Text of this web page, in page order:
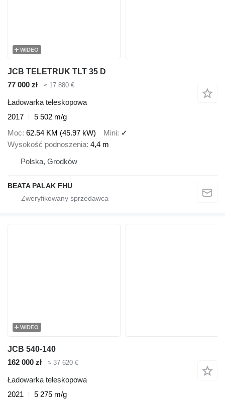
WIDEO
JCB TELETRUK TLT 35 D
77 000 zł
≈ 17 880 €
Ładowarka teleskopowa
2017
5 502 m/g
Moc 62.54 KM (45.97 kW) Mini ✓
Wysokość podnoszenia 4,4 m
Polska, Grodków
BEATA PALAK FHU
WIDEO
JCB 540-140
162 000 zł
≈ 37 620 €
Ładowarka teleskopowa
2021
5 275 m/g